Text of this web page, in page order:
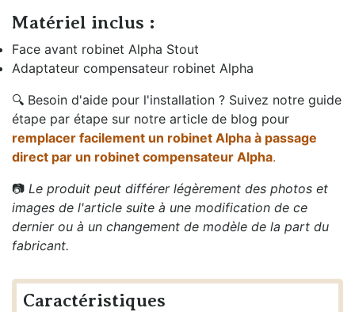
Matériel inclus :
Face avant robinet Alpha Stout
Adaptateur compensateur robinet Alpha
🔍 Besoin d'aide pour l'installation ? Suivez notre guide
étape par étape sur notre article de blog pour
remplacer facilement un robinet Alpha à passage
direct par un robinet compensateur Alpha.
📷 Le produit peut différer légèrement des photos et
images de l'article suite à une modification de ce
dernier ou à un changement de modèle de la part du
fabricant.
Caractéristiques